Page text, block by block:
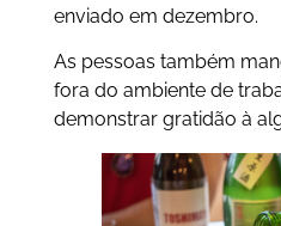
enviado em dezembro.
As pessoas também
fora do ambiente de
demonstrar gratidão à